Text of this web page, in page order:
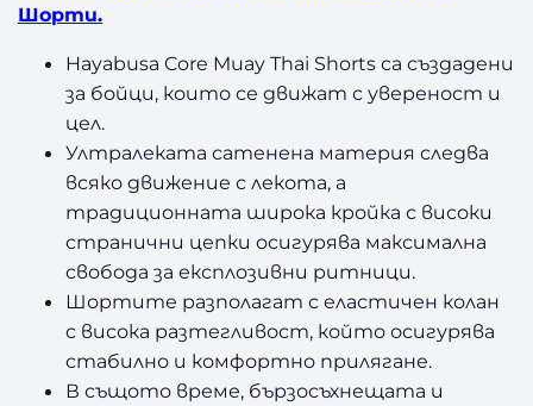
Шорти.
Hayabusa Core Muay Thai Shorts са създадени
за бойци, които се движат с увереност и
цел.
Ултралеката сатенена материя следва
всяко движение с лекота, а
традиционната широка кройка с високи
странични цепки осигурява максимална
свобода за експлозивни ритници.
Шортите разполагат с еластичен колан
с висока разтегливост, който осигурява
стабилно и комфортно прилягане.
В същото време, бързосъхнещата и